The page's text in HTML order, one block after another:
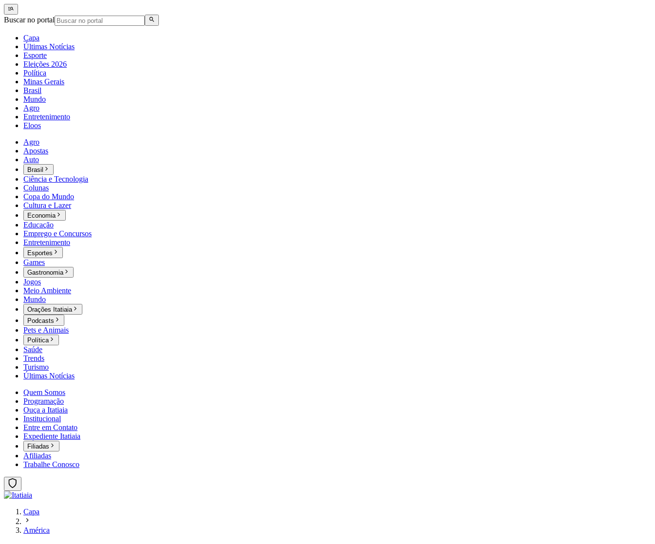
Buscar no portal
Capa
Últimas Notícias
Esporte
Eleições 2026
Política
Minas Gerais
Brasil
Mundo
Agro
Entretenimento
Eloos
Agro
Apostas
Auto
Brasil
Ciência e Tecnologia
Colunas
Copa do Mundo
Cultura e Lazer
Economia
Educação
Emprego e Concursos
Entretenimento
Esportes
Games
Gastronomia
Jogos
Meio Ambiente
Mundo
Orações Itatiaia
Podcasts
Pets e Animais
Política
Saúde
Trends
Turismo
Últimas Notícias
Quem Somos
Programação
Ouça a Itatiaia
Institucional
Entre em Contato
Expediente Itatiaia
Filiadas
Afiliadas
Trabalhe Conosco
Capa
América